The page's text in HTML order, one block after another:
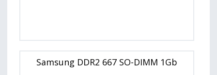
Samsung DDR2 667 SO-DIMM 1Gb